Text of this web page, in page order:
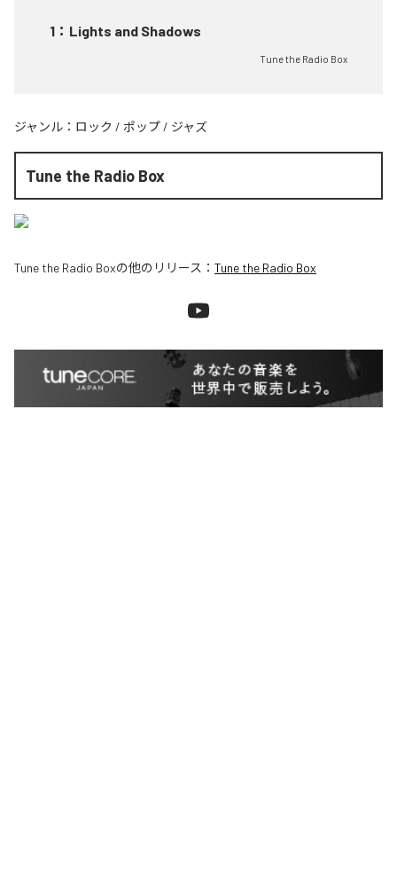
1 ： Lights and Shadows
Tune the Radio Box
ジャンル： ロック / ポップ / ジャズ
Tune the Radio Box
Tune the Radio Boxの他のリリース： Tune the Radio Box